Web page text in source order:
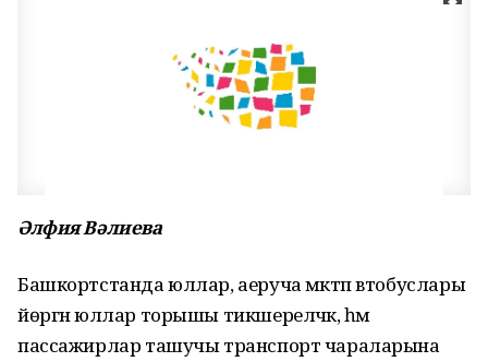
Әлфия Вәлиева
Башкортстанда юллар, аеруча мәктәп втобуслары
йөргән юллар торышы тикшереләчәк, һәм
пассажирлар ташучы транспорт чараларына